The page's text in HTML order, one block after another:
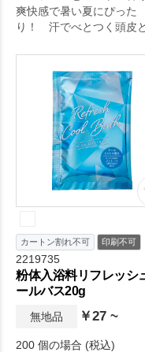
爽快感で暑い夏にぴった
り！ 汗でべとつく頭皮と
ャンプーです。
カートン割れ不可 印刷不可
2219735
粉体入浴料リフレッシ
ールバス20g
無地品 ￥27 ~
200 個の場合 (税込)